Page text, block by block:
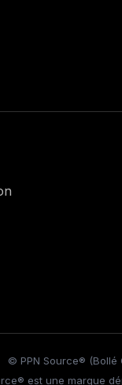
© PPN Source® (Bollé
est une marque